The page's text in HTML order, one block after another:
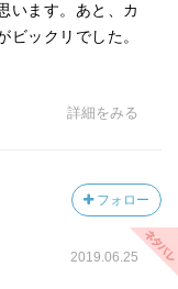
います。あと、カ
ビックリでした。
詳細をみる
フォロー
2019.06.25